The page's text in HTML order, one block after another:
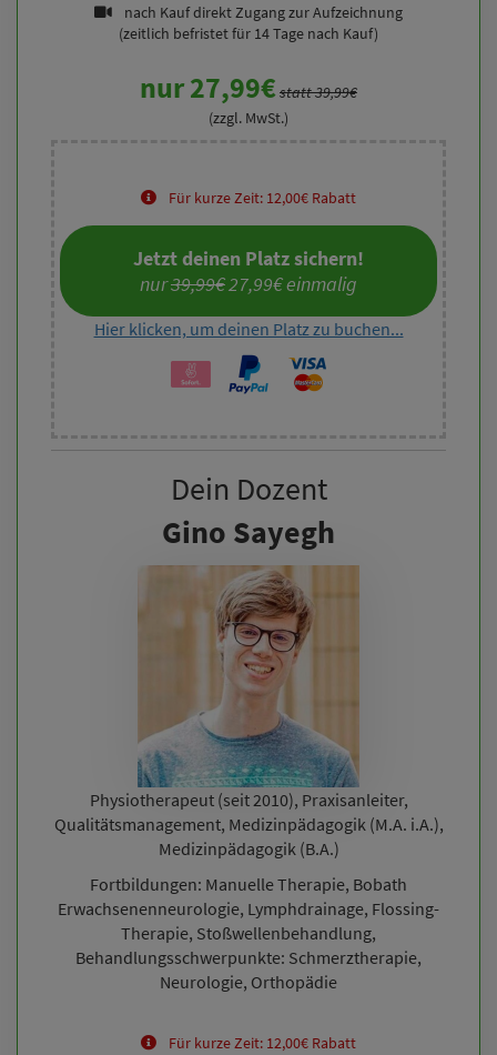
nach Kauf direkt Zugang zur Aufzeichnung
(zeitlich befristet für 14 Tage nach Kauf)
nur 27,99€statt 39,99€
(zzgl. MwSt.)
Für kurze Zeit: 12,00€ Rabatt
Jetzt deinen Platz sichern!
nur 39,99€ 27,99€ einmalig
Hier klicken, um deinen Platz zu buchen...
Dein Dozent
Gino Sayegh
Physiotherapeut (seit 2010), Praxisanleiter,
Qualitätsmanagement, Medizinpädagogik (M.A. i.A.),
Medizinpädagogik (B.A.)
Fortbildungen: Manuelle Therapie, Bobath
Erwachsenenneurologie, Lymphdrainage, Flossing-
Therapie, Stoßwellenbehandlung,
Behandlungsschwerpunkte: Schmerztherapie,
Neurologie, Orthopädie
Für kurze Zeit: 12,00€ Rabatt